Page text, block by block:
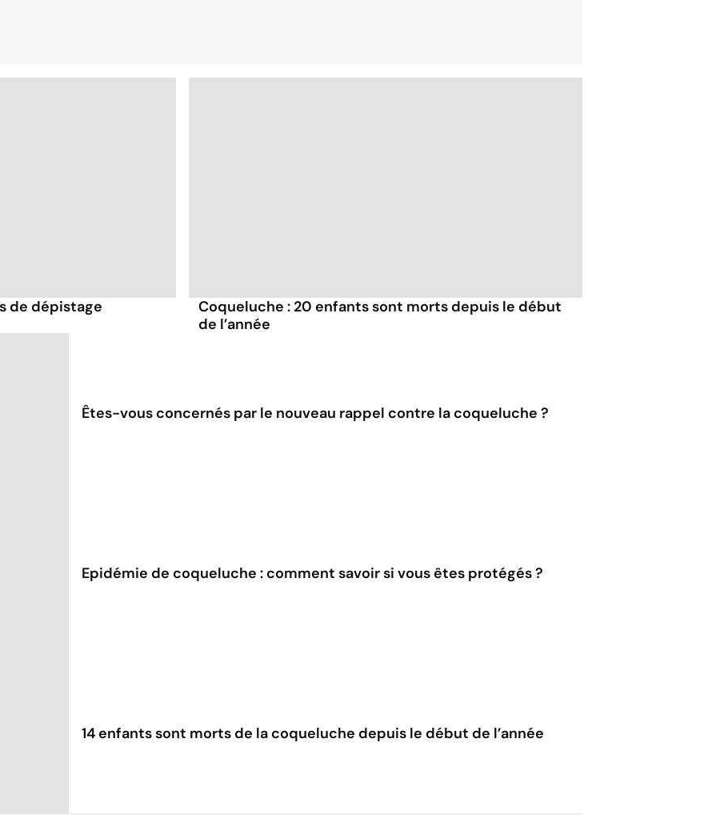
de dépistage
Coqueluche : 20 enfants sont morts depuis le début
de l’année
Êtes-vous concernés par le nouveau rappel contre la coqueluche ?
Epidémie de coqueluche : comment savoir si vous êtes protégés ?
14 enfants sont morts de la coqueluche depuis le début de l’année